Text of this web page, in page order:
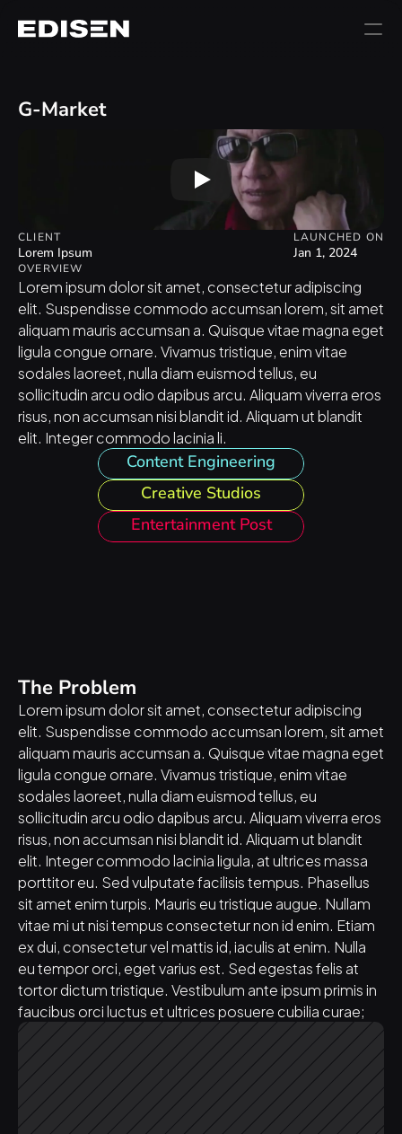
G-Market
CLIENT
Lorem Ipsum
LAUNCHED ON
Jan 1, 2024
OVERVIEW
Lorem ipsum dolor sit amet, consectetur adipiscing
elit. Suspendisse commodo accumsan lorem, sit amet
aliquam mauris accumsan a. Quisque vitae magna eget
ligula congue ornare. Vivamus tristique, enim vitae
sodales laoreet, nulla diam euismod tellus, eu
sollicitudin arcu odio dapibus arcu. Aliquam viverra eros
risus, non accumsan nisi blandit id. Aliquam ut blandit
elit. Integer commodo lacinia li.
Content Engineering
Creative Studios
Entertainment Post
The Problem
Lorem ipsum dolor sit amet, consectetur adipiscing
elit. Suspendisse commodo accumsan lorem, sit amet
aliquam mauris accumsan a. Quisque vitae magna eget
ligula congue ornare. Vivamus tristique, enim vitae
sodales laoreet, nulla diam euismod tellus, eu
sollicitudin arcu odio dapibus arcu. Aliquam viverra eros
risus, non accumsan nisi blandit id. Aliquam ut blandit
elit. Integer commodo lacinia ligula, at ultrices massa
porttitor eu. Sed vulputate facilisis tempus. Phasellus
sit amet enim turpis. Mauris eu tristique augue. Nullam
vitae mi ut nisi tempus consectetur non id enim. Etiam
ex dui, consectetur vel mattis id, iaculis at enim. Nulla
eu tempor orci, eget varius est. Sed egestas felis at
tortor dictum tristique. Vestibulum ante ipsum primis in
faucibus orci luctus et ultrices posuere cubilia curae;